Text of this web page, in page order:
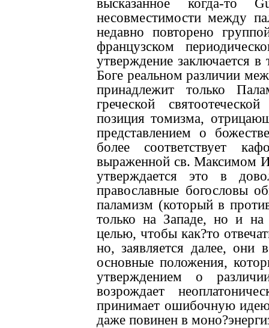
высказанное когда-
несовместимости между
недавно повторено
французском
утверждение заключается
Боге реальном различии
принадлежит только
греческой
позиция томизма,
представлением о
более соответствует
выраженной св. Максимом
утверждается это в
православные богословы
паламизм (который в
только на Западе, но и на
целью, чтобы как?то
но, заявляется далее, они
основные положения,
утверждением о
возрождает
принимает ошибочную идею
даже повинен в